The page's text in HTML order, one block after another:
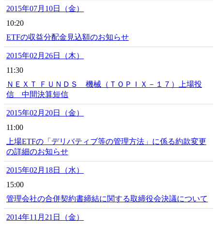
2015年07月10日（金）
10:20
ETFの収益分配金見込額のお知らせ
2015年02月26日（木）
11:30
ＮＥＸＴ ＦＵＮＤＳ 機械（ＴＯＰＩＸ－１７）上場投
信 中間決算短信
2015年02月20日（金）
11:00
上場ETFの「デリバティブ等の管理方法」に係る約款変更
の詳細のお知らせ
2015年02月18日（水）
15:00
管理会社の合併契約書締結に関する取締役会決議について
2014年11月21日（金）